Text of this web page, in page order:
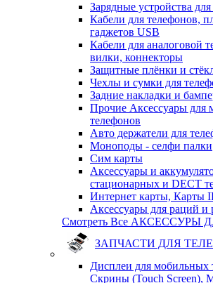
Зарядные устройства
Кабели для телефонов,
гаджетов USB
Кабели для аналоговой
вилки, коннекторы
Защитные плёнки и
Чехлы и сумки для
Задние накладки и
Прочие Аксессуары для
телефонов
Авто держатели для
Моноподы - селфи палки
Сим карты
Аксессуары и
стационарных и DECT
Интернет карты, Карты
Аксессуары для раций и
Смотреть Все
ЗАПЧАСТИ ДЛЯ
Дисплеи для мобильных
Скрины (Touch Screen),